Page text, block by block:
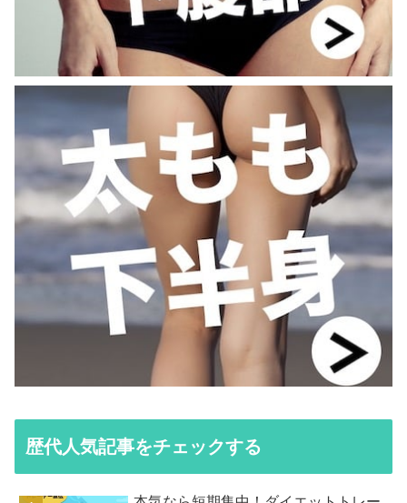
歴代人気記事をチェックする